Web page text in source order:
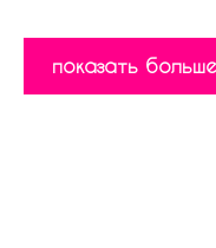
показать